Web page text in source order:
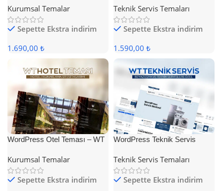
Kurumsal Temalar
Sepette Ekstra indirim
1.690,00 ₺
Teknik Servis Temaları
Sepette Ekstra indirim
1.590,00 ₺
WordPress Otel Teması – WT
Kurumsal Temalar
Sepette Ekstra indirim
WordPress Teknik Servis
Teknik Servis Temaları
Sepette Ekstra indirim